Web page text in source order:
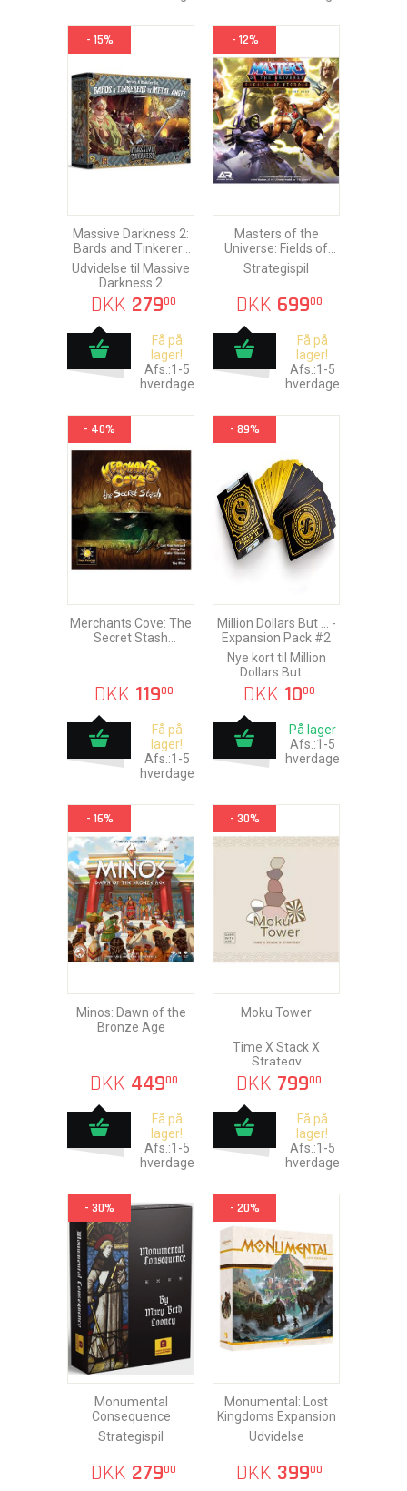
- 15%
Massive Darkness 2:
Bards and Tinkerers
vs Metal Angel
Udvidelse til Massive
Darkness 2
DKK 27900
Få på
lager!
Afs.:1-5
hverdage
- 12%
Masters of the
Universe: Fields of
Eternia
Strategispil
DKK 69900
Få på
lager!
Afs.:1-5
hverdage
- 40%
Merchants Cove: The
Secret Stash
DKK 11900
Få på
lager!
Afs.:1-5
hverdage
- 89%
Million Dollars But ... -
Expansion Pack #2
Nye kort til Million
Dollars But ...
DKK 1000
På lager
Afs.:1-5
hverdage
- 16%
Minos: Dawn of the
Bronze Age
DKK 44900
Få på
lager!
Afs.:1-5
hverdage
- 30%
Moku Tower
Time X Stack X
Strategy
DKK 79900
Få på
lager!
Afs.:1-5
hverdage
- 30%
Monumental
Consequence
Strategispil
DKK 27900
- 20%
Monumental: Lost
Kingdoms Expansion
Udvidelse
DKK 39900